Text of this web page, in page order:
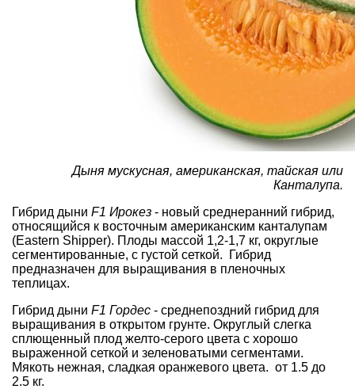
Дыня мускусная, американская, тайская или
Канталупа.
Гибрид дыни F1 Ирокез - новый среднеранний гибрид,
относящийся к восточным американским канталупам
(Eastern Shipper). Плоды массой 1,2-1,7 кг, округлые
сегментированные, с густой сеткой. Гибрид
предназначен для выращивания в пленочных
теплицах.
Гибрид дыни F1 Гордес - среднепоздний гибрид для
выращивания в открытом грунте. Округлый слегка
сплющенный плод желто-серого цвета с хорошо
выраженной сеткой и зеленоватыми сегментами.
Мякоть нежная, сладкая оранжевого цвета. от 1.5 до
2.5 кг.